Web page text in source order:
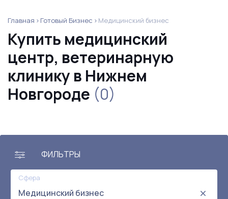
Главная Готовый Бизнес Медицинский бизнес
Купить медицинский
центр, ветеринарную
клинику в Нижнем
Новгороде (0)
ФИЛЬТРЫ
Сфера
Медицинский бизнес